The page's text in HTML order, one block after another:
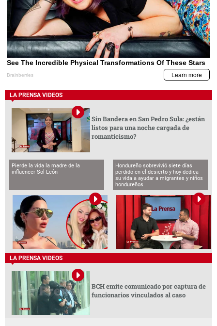
LA PRENSA VIDEOS
Sin Bandera en San Pedro Sula: ¿están
listos para una noche cargada de
romanticismo?
Pierde la vida la madre de la
influencer Sol León
Hondureño sobrevivió siete días
perdido en el desierto y hoy dedica
su vida a ayudar a migrantes y niños
hondureños
LA PRENSA VIDEOS
BCH emite comunicado por captura de
funcionarios vinculados al caso